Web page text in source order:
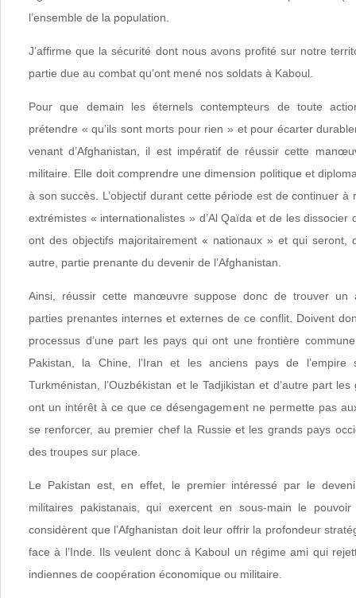
l’ensemble de la population.
J’affirme que la sécurité dont nous avons profité sur notre
partie due au combat qu’ont mené nos soldats à Kaboul.
Pour que demain les éternels contempteurs de toute
prétendre « qu’ils sont morts pour rien » et pour écarter
venant d’Afghanistan, il est impératif de réussir cette
militaire. Elle doit comprendre une dimension politique et
à son succès. L’objectif durant cette période est de continuer à
extrémistes « internationalistes » d’Al Qaïda et de les dissocier
ont des objectifs majoritairement « nationaux » et qui seront,
autre, partie prenante du devenir de l’Afghanistan.
Ainsi, réussir cette manœuvre suppose donc de trouver un
parties prenantes internes et externes de ce conflit. Doivent
processus d’une part les pays qui ont une frontière
Pakistan, la Chine, l’Iran et les anciens pays de l’empire
Turkménistan, l’Ouzbékistan et le Tadjikistan et d’autre part
ont un intérêt à ce que ce désengagement ne permette pas
se renforcer, au premier chef la Russie et les grands pays
des troupes sur place.
Le Pakistan est, en effet, le premier intéressé par le
militaires pakistanais, qui exercent en sous-main le
considèrent que l’Afghanistan doit leur offrir la profondeur
face à l’Inde. Ils veulent donc à Kaboul un régime ami qui
indiennes de coopération économique ou militaire.